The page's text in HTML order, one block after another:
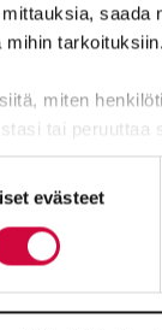
saada
mihin tarkoituksiin.
miten
tai peruuttaa
osa on
evästeet
tiedä